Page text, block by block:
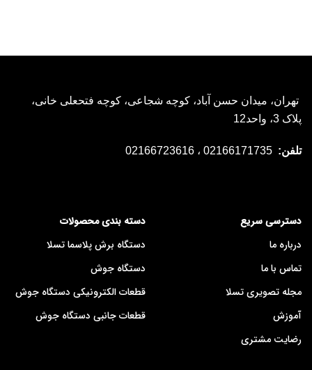
تهران، میدان حسن آباد، کوچه شجاعی، کوچه فتحعلی خانی،
پلاک 3، واحد12
تلفن:
دسترسی سریع
درباره ما
تماس با ما
مجله تصویری تسلا
آموزش
رضایت مشتری
دسته بندی محصولات
دستگاه برش پلاسما تسلا
دستگاه جوش
قطعات الکترونیکی دستگاه جوش
قطعات جانبی دستگاه جوش